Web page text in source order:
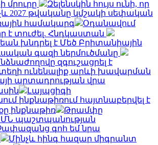
մրուրը
Զելենսկին հույս ունի, որ
2027 թվականը կմշակի սեփական
համակարգ
Օդանավում
է տուժել. Հնդկաստան
խնդրել է Մեծ Բրիտանիային
գազի ներմուծմանը
զգուշացրել է
տեղի ունենալիք արևի խավարման
արտադրության վրա
Լայպցիգի
ինքնաթիռում հայտնաբերվել է
ինքնաթիռ
Թրամփը
պաշտպանության
գոհ եմ նրա
Մինչև հինգ հազար միգրանտ